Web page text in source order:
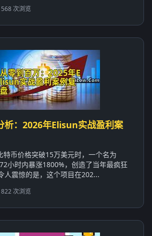
568 次浏览
析：2026年Elisun实战盈利案
特币价格突破15万美元时，一个名为
小时内暴涨1800%，创造了当年最疯狂
人震惊的是，这个项目在202...
822 次浏览